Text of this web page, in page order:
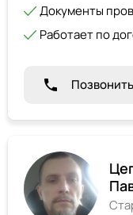
Документы
Работает по
Позвонить